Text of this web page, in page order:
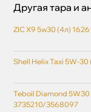
Другая тара и
ZIC X9 5w30 (4л)
Shell Helix Taxi 5W-30
Teboil Diamond
3735210/3568097